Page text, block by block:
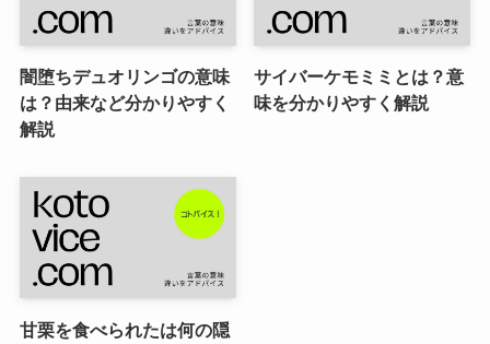
闇堕ちデュオリンゴの意味
は？由来など分かりやすく
解説
サイバーケモミミとは？意
味を分かりやすく解説
甘栗を食べられたは何の隠